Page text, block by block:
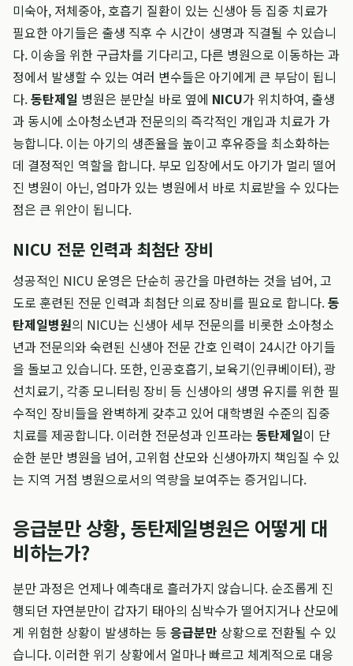
미숙아, 저체중아, 호흡기 질환이 있는 신생아 등 집중 치료가
필요한 아기들은 출생 직후 수 시간이 생명과 직결될 수 있습니
다. 이송을 위한 구급차를 기다리고, 다른 병원으로 이동하는 과
정에서 발생할 수 있는 여러 변수들은 아기에게 큰 부담이 됩니
다.동탄제일 병원은 분만실 바로 옆에 NICU가 위치하여, 출생
과 동시에 소아청소년과 전문의의 즉각적인 개입과 치료가 가
능합니다. 이는 아기의 생존율을 높이고 후유증을 최소화하는
데 결정적인 역할을 합니다. 부모 입장에서도 아기가 멀리 떨어
진 병원이 아닌, 엄마가 있는 병원에서 바로 치료받을 수 있다는
점은 큰 위안이 됩니다.
NICU 전문 인력과 최첨단 장비
성공적인 NICU 운영은 단순히 공간을 마련하는 것을 넘어, 고
도로 훈련된 전문 인력과 최첨단 의료 장비를 필요로 합니다.동
탄제일병원의 NICU는 신생아 세부 전문의를 비롯한 소아청소
년과 전문의와 숙련된 신생아 전문 간호 인력이 24시간 아기들
을 돌보고 있습니다. 또한, 인공호흡기, 보육기(인큐베이터), 광
선치료기, 각종 모니터링 장비 등 신생아의 생명 유지를 위한 필
수적인 장비들을 완벽하게 갖추고 있어 대학병원 수준의 집중
치료를 제공합니다. 이러한 전문성과 인프라는 동탄제일이 단
순한 분만 병원을 넘어, 고위험 산모와 신생아까지 책임질 수 있
는 지역 거점 병원으로서의 역량을 보여주는 증거입니다.
응급분만 상황, 동탄제일병원은 어떻게 대
비하는가?
분만 과정은 언제나 예측대로 흘러가지 않습니다. 순조롭게 진
행되던 자연분만이 갑자기 태아의 심박수가 떨어지거나 산모에
게 위험한 상황이 발생하는 등 응급분만 상황으로 전환될 수 있
습니다. 이러한 위기 상황에서 얼마나 빠르고 체계적으로 대응